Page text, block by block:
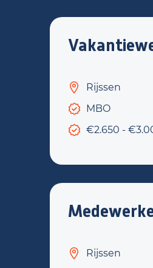
Rijssen
MBO
€2.650 -
Rijssen